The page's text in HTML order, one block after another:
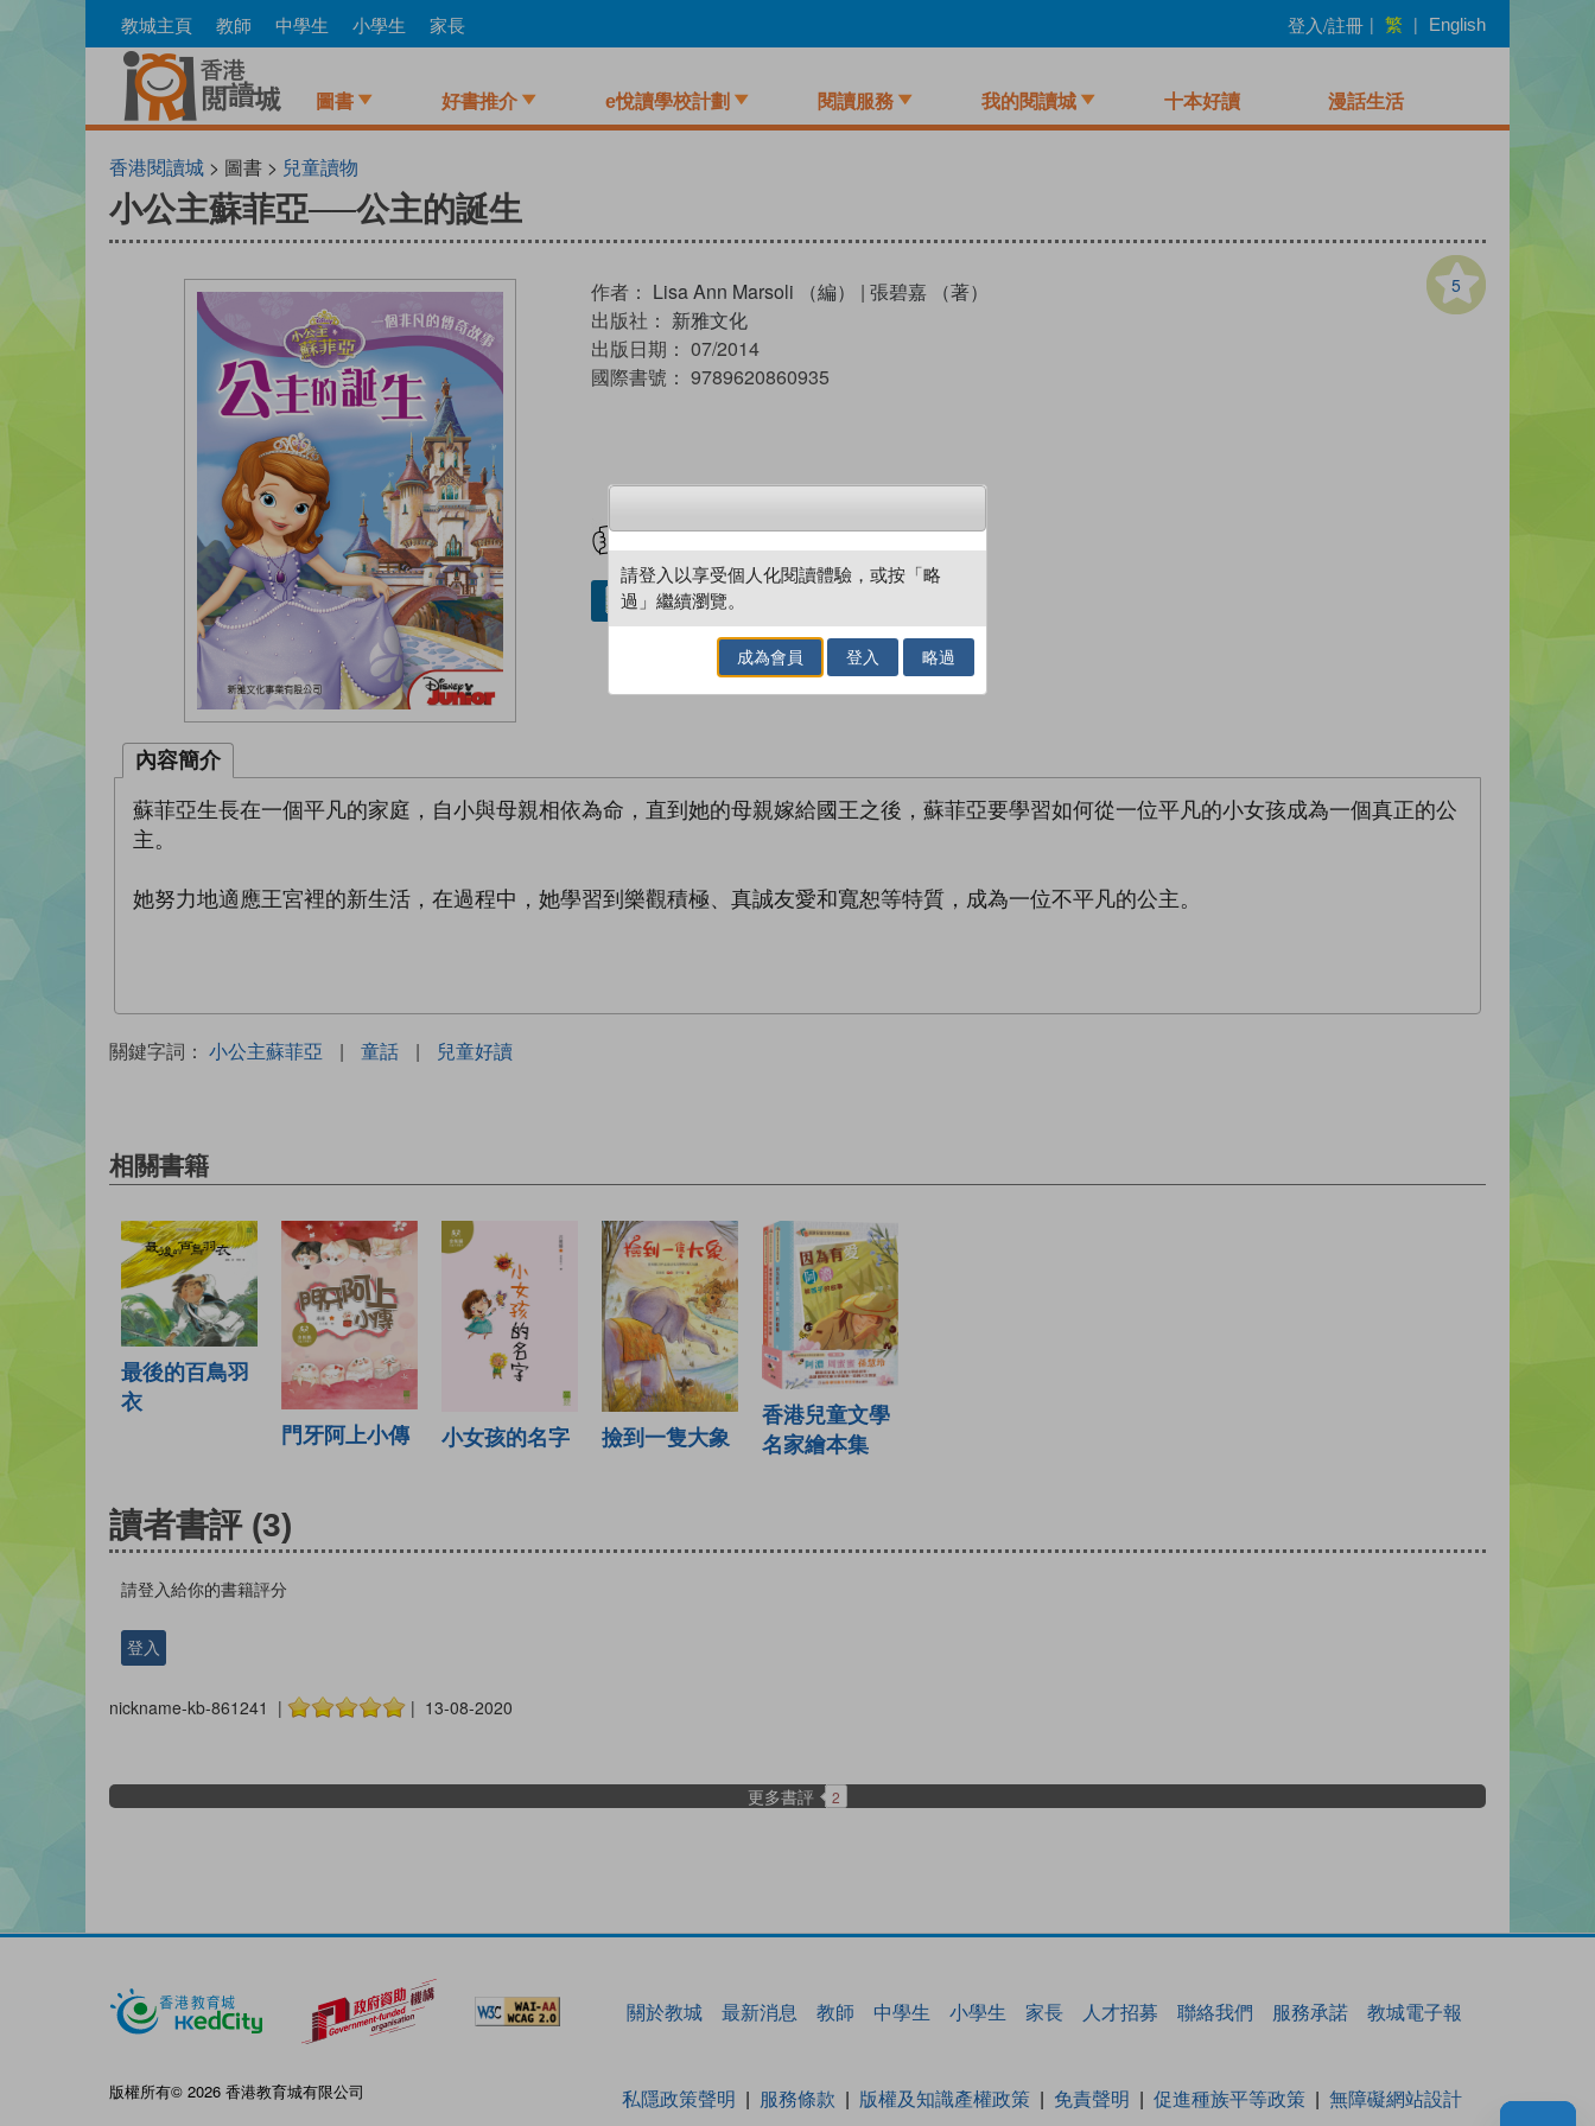
to
教城主頁 教師 中學生 小學生 家長 登入/註冊 | 繁 | English
圖書 好書推介 e悅讀學校計劃 閱讀服務 我的閱讀城 十本好讀 漫話生活
香港閱讀城 > 圖書 > 兒童讀物
小公主蘇菲亞──公主的誕生
5
作者： Lisa Ann Marsoli （編） | 張碧嘉 （著）
出版社： 新雅文化
出版日期： 07/2014
國際書號： 9789620860935
借閱實體書
內容簡介
蘇菲亞生長在一個平凡的家庭，自小與母親相依為命，直到她的母親嫁給國王之後，蘇菲亞要學習如何從一位平凡的小女孩成為一個真正的公
主。
她努力地適應王宮裡的新生活，在過程中，她學習到樂觀積極、真誠友愛和寬恕等特質，成為一位不平凡的公主。
關鍵字詞： 小公主蘇菲亞 | 童話 | 兒童好讀
相關書籍
最後的百鳥羽
衣
門牙阿上小傳
小女孩的名字 撿到一隻大象
香港兒童文學
名家繪本集
讀者書評 (3)
請登入給你的書籍評分
登入
nickname-kb-861241 | | 13-08-2020
更多書評 2
關於教城 最新消息 教師 中學生 小學生 家長 人才招募 聯絡我們 服務承諾 教城電子報
版權所有© 2026 香港教育城有限公司 私隱政策聲明 服務條款 版權及知識產權政策 免責聲明 促進種族平等政策 無障礙網站設計
請登入以享受個人化閱讀體驗，或按「略
過」繼續瀏覽。
成為會員 登入 略過